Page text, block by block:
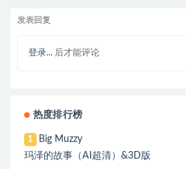
发表回复
登录... 后才能评论
热度排行榜
1
Big Muzzy
玛泽的故事（AI超清）&3D版